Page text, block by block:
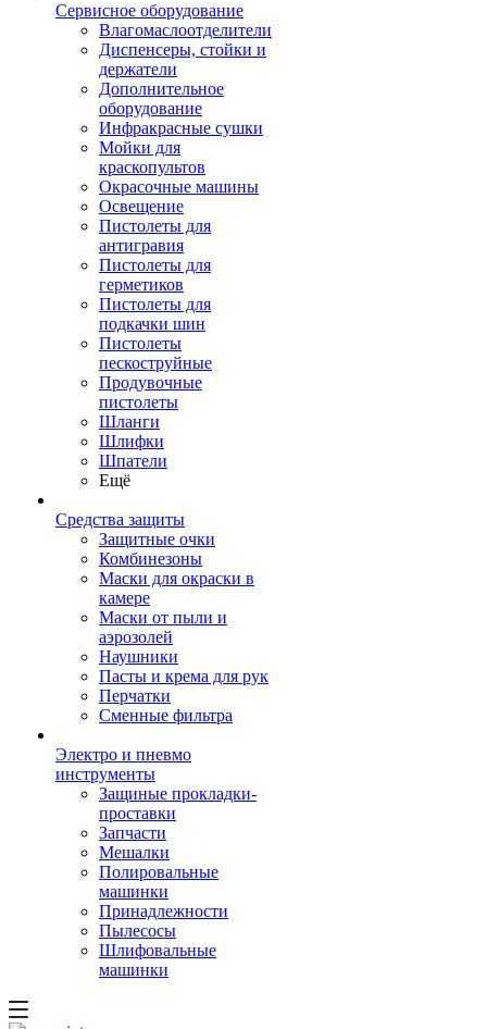
Сервисное оборудование
Влагомаслоотделители
Диспенсеры, стойки и
держатели
Дополнительное
оборудование
Инфракрасные сушки
Мойки для
краскопультов
Окрасочные машины
Освещение
Пистолеты для
антигравия
Пистолеты для
герметиков
Пистолеты для
подкачки шин
Пистолеты
пескоструйные
Продувочные
пистолеты
Шланги
Шлифки
Шпатели
Ещё
Средства защиты
Защитные очки
Комбинезоны
Маски для окраски в
камере
Маски от пыли и
аэрозолей
Наушники
Пасты и крема для рук
Перчатки
Сменные фильтра
Электро и пневмо
инструменты
Защиные прокладки-
проставки
Запчасти
Мешалки
Полировальные
машинки
Принадлежности
Пылесосы
Шлифовальные
машинки